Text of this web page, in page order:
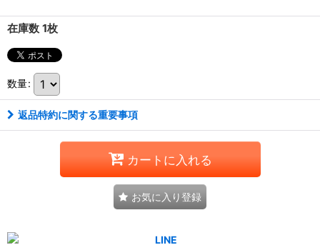
在庫数 1枚
数量:
返品特約に関する重要事項
カートに入れる
お気に入り登録